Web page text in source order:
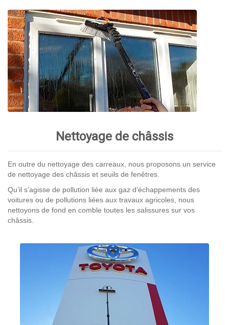
Nettoyage de châssis
En outre du nettoyage des carreaux, nous proposons un service
de nettoyage des châssis et seuils de fenêtres.
Qu’il s’agisse de pollution liée aux gaz d’échappements des
voitures ou de pollutions liées aux travaux agricoles, nous
nettoyons de fond en comble toutes les salissures sur vos
châssis.